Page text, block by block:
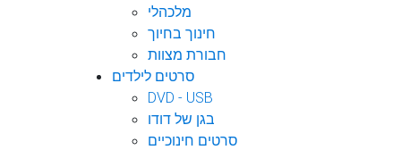
מלכהלי
חינוך בחיוך
חבורת מצוות
סרטים לילדים
DVD - USB
בגן של דודו
סרטים חינוכיים